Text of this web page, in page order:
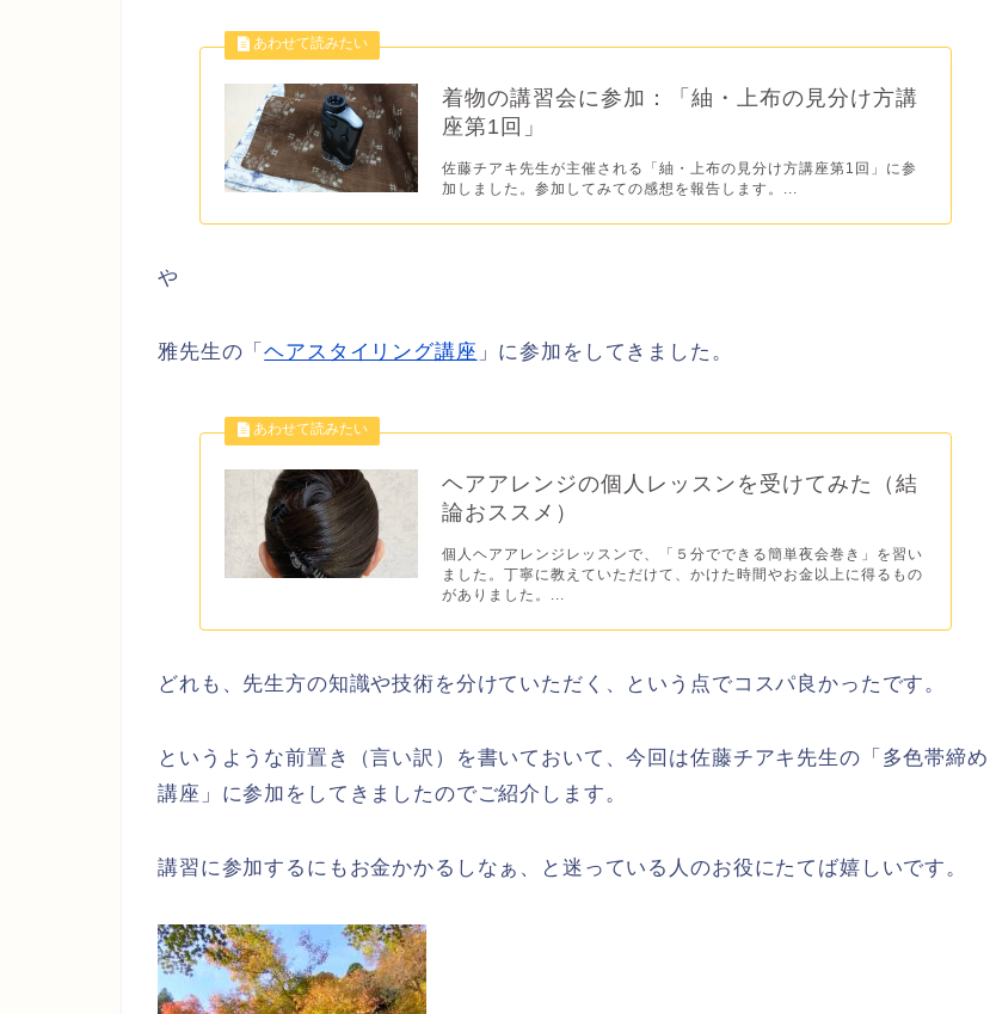
着物の講習会に参加：「紬・上布の見分け方講
座第1回」
佐藤チアキ先生が主催される「紬・上布の見分け方講座第1回」に参
加しました。参加してみての感想を報告します。...
や
雅先生の「ヘアスタイリング講座 」に参加をしてきました。
ヘアアレンジの個人レッスンを受けてみた（結
論おススメ）
個人ヘアアレンジレッスンで、「５分でできる簡単夜会巻き」を習い
ました。丁寧に教えていただけて、かけた時間やお金以上に得るもの
がありました。...
どれも、先生方の知識や技術を分けていただく、という点でコスパ良かったです。
というような前置き（言い訳）を書いておいて、今回は佐藤チアキ先生の「多色帯締め
講座」に参加をしてきましたのでご紹介します。
講習に参加するにもお金かかるしなぁ、と迷っている人のお役にたてば嬉しいです。